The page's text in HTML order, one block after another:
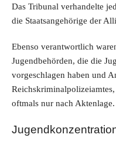
Das Tribunal verhandelte
die Staatsangehörige der
Ebenso verantwortlich
Jugendbehörden, die die
vorgeschlagen haben und
oftmals nur nach Aktenlage.